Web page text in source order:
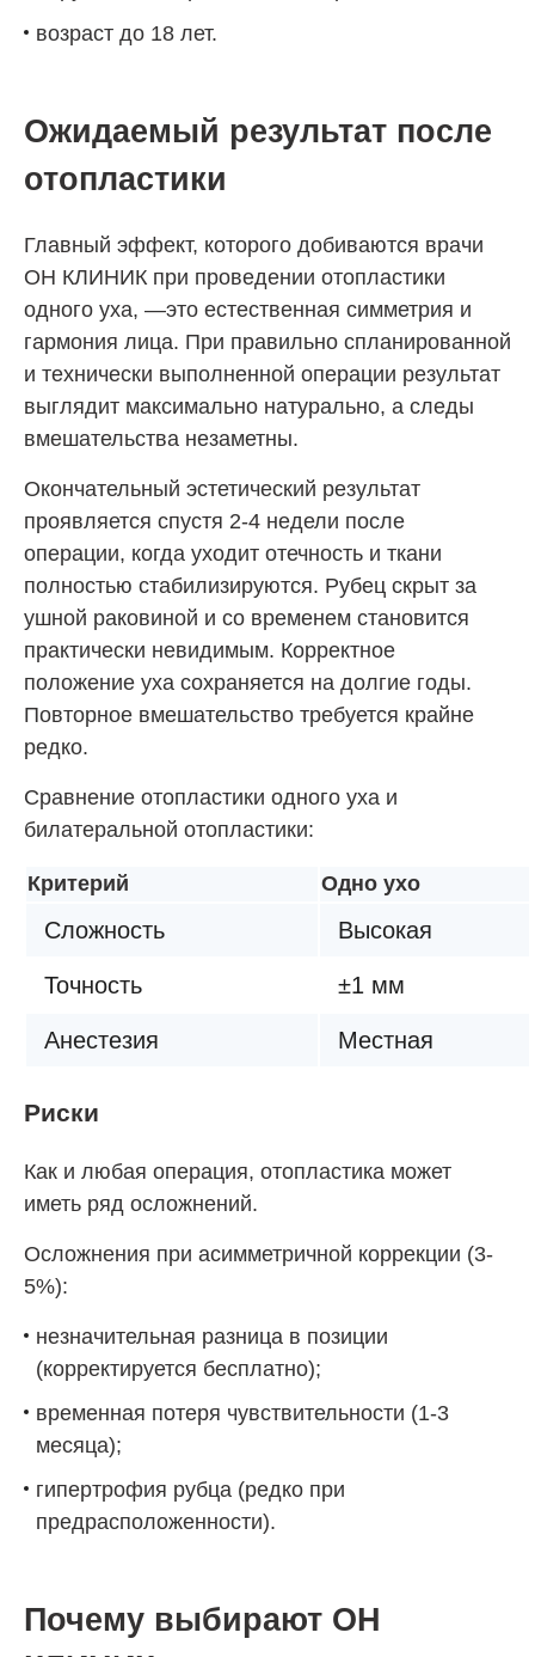
возраст до 18 лет.
Ожидаемый результат после
отопластики
Главный эффект, которого добиваются врачи
ОН КЛИНИК при проведении отопластики
одного уха, —это естественная симметрия и
гармония лица. При правильно спланированной
и технически выполненной операции результат
выглядит максимально натурально, а следы
вмешательства незаметны.
Окончательный эстетический результат
проявляется спустя 2-4 недели после
операции, когда уходит отечность и ткани
полностью стабилизируются. Рубец скрыт за
ушной раковиной и со временем становится
практически невидимым. Корректное
положение уха сохраняется на долгие годы.
Повторное вмешательство требуется крайне
редко.
Сравнение отопластики одного уха и
билатеральной отопластики:
Критерий Одно ухо
Сложность Высокая
Точность ±1 мм
Анестезия Местная
Риски
Как и любая операция, отопластика может
иметь ряд осложнений.
Осложнения при асимметричной коррекции (3-
5%):
незначительная разница в позиции
(корректируется бесплатно);
временная потеря чувствительности (1-3
месяца);
гипертрофия рубца (редко при
предрасположенности).
Почему выбирают ОН